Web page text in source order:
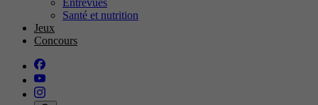
Santé et nutrition
Jeux
Concours